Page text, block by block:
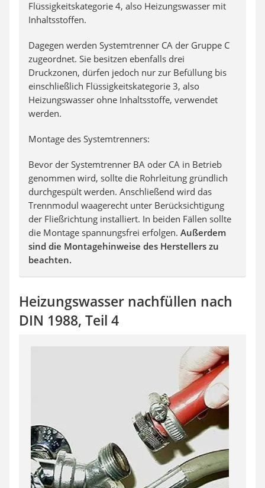
Flüssigkeitskategorie 4, also Heizungswasser mit
Inhaltsstoffen.
Dagegen werden Systemtrenner CA der Gruppe C
zugeordnet. Sie besitzen ebenfalls drei
Druckzonen, dürfen jedoch nur zur Befüllung bis
einschließlich Flüssigkeitskategorie 3, also
Heizungswasser ohne Inhaltsstoffe, verwendet
werden.
Montage des Systemtrenners:
Bevor der Systemtrenner BA oder CA in Betrieb
genommen wird, sollte die Rohrleitung gründlich
durchgespült werden. Anschließend wird das
Trennmodul waagerecht unter Berücksichtigung
der Fließrichtung installiert. In beiden Fällen sollte
die Montage spannungsfrei erfolgen. Außerdem
sind die Montagehinweise des Herstellers zu
beachten.
Heizungswasser nachfüllen nach
DIN 1988, Teil 4